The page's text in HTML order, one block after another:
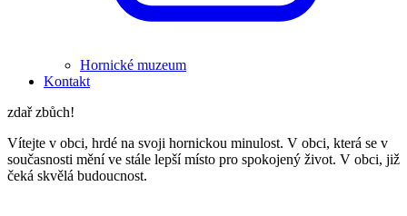
Hornické muzeum
Kontakt
zdař zbůch!
Vítejte v obci, hrdé na svoji hornickou minulost. V obci, která se v
současnosti mění ve stále lepší místo pro spokojený život. V obci, již
čeká skvělá budoucnost.